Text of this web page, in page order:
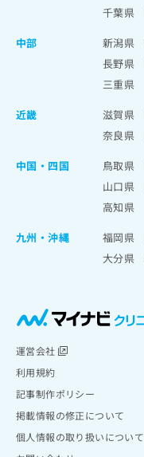
千葉県
中部
新潟県
長野県
三重県
近畿
滋賀県
奈良県
中国・四国
鳥取県
山口県
高知県
九州・沖縄
福岡県
大分県
運営会社
利用規約
記事制作ポリシー
掲載情報の修正について
個人情報の取り扱いについて